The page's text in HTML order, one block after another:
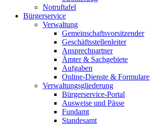
Notruftafel
Bürgerservice
Verwaltung
Gemeinschaftsvorsitzender
Geschäftsstellenleiter
Ansprechpartner
Ämter & Sachgebiete
Aufgaben
Online-Dienste & Formulare
Verwaltungsgliederung
Bürgerservice-Portal
Ausweise und Pässe
Fundamt
Standesamt